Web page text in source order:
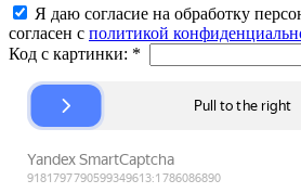
Я даю согласие на обработку
согласен с политикой
Код с картинки: *